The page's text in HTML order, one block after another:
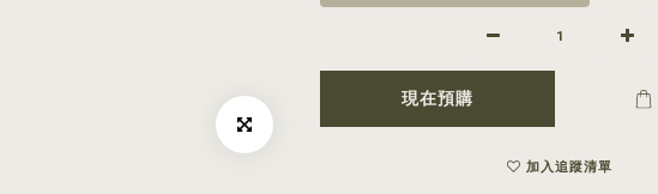
現在預購
加入追蹤清單